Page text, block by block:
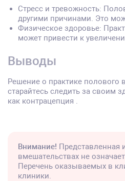
Стресс и тревожность:
другими причинами. Это
Физическое здоровье:
может привести к
Выводы
Решение о практике полового
старайтесь следить за своим
как контрацепция .
Внимание! Представленная
вмешательствах не
Перечень оказываемых в
клиники.